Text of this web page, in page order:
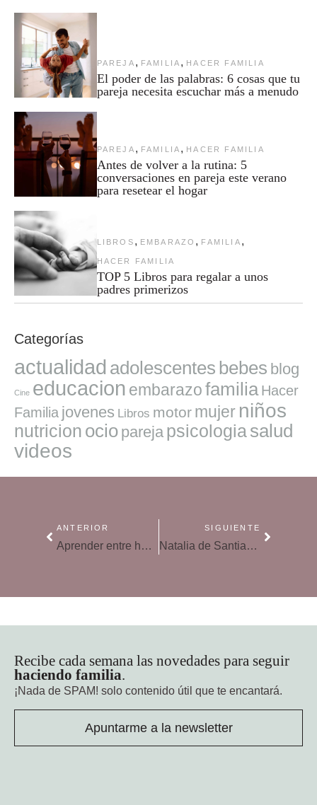
PAREJA , FAMILIA , HACER FAMILIA
El poder de las palabras: 6 cosas que tu
pareja necesita escuchar más a menudo
PAREJA , FAMILIA , HACER FAMILIA
Antes de volver a la rutina: 5
conversaciones en pareja este verano
para resetear el hogar
LIBROS , EMBARAZO , FAMILIA ,
HACER FAMILIA
TOP 5 Libros para regalar a unos
padres primerizos
Categorías
actualidad adolescentes bebes blog
Cine educacion embarazofamilia Hacer
Familia jovenes Libros motor mujer niños
nutricion ocio pareja psicologiasalud
videos
ANTERIOR
Aprender entre hermanos a llegar a consensos y a ceder
SIGUIENTE
Natalia de Santiago: «Para llegar a fin de mes el mejor aliado es el presupuesto»
Recibe cada semana las novedades para seguir
haciendo familia.
¡Nada de SPAM! solo contenido útil que te encantará.
Apuntarme a la newsletter